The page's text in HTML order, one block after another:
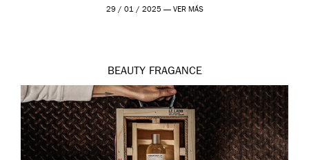
29 / 01 / 2025 — VER MÁS
BEAUTY FRAGANCE